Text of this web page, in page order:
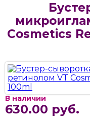
Cosmetics
В наличии
630.00 руб.